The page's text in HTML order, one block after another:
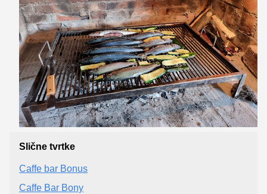
Slične tvrtke
Caffe bar Bonus
Caffe Bar Bony